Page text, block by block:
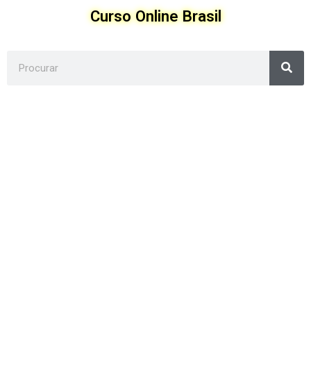
Curso Online Brasil